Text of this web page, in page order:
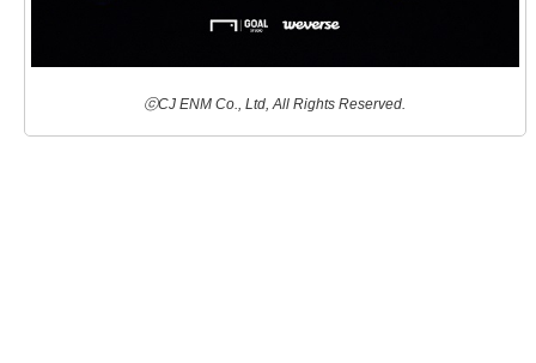
ⓒCJ ENM Co., Ltd, All Rights Reserved.